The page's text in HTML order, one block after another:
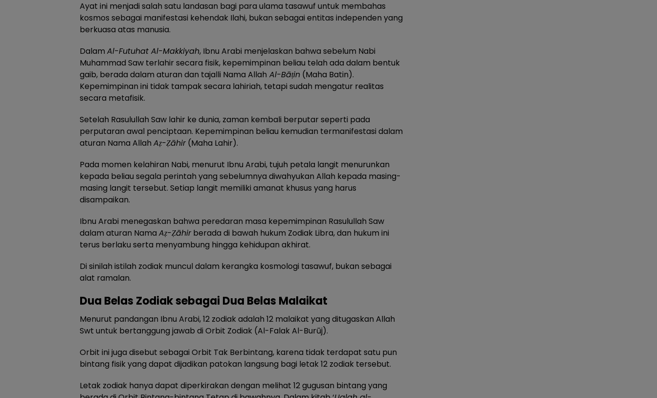
Ayat ini menjadi salah satu landasan bagi para ulama tasawuf untuk membahas
kosmos sebagai manifestasi kehendak Ilahi, bukan sebagai entitas independen yang
berkuasa atas manusia.
Dalam Al-Futuhat Al-Makkiyah, Ibnu Arabi menjelaskan bahwa sebelum Nabi
Muhammad Saw terlahir secara fisik, kepemimpinan beliau telah ada dalam bentuk
gaib, berada dalam aturan dan tajalli Nama Allah Al-Bāṭin (Maha Batin).
Kepemimpinan ini tidak tampak secara lahiriah, tetapi sudah mengatur realitas
secara metafisik.
Setelah Rasulullah Saw lahir ke dunia, zaman kembali berputar seperti pada
perputaran awal penciptaan. Kepemimpinan beliau kemudian termanifestasi dalam
aturan Nama Allah Aẓ-Ẓāhir (Maha Lahir).
Pada momen kelahiran Nabi, menurut Ibnu Arabi, tujuh petala langit menurunkan
kepada beliau segala perintah yang sebelumnya diwahyukan Allah kepada masing-
masing langit tersebut. Setiap langit memiliki amanat khusus yang harus
disampaikan.
Ibnu Arabi menegaskan bahwa peredaran masa kepemimpinan Rasulullah Saw
dalam aturan Nama Aẓ-Ẓāhir berada di bawah hukum Zodiak Libra, dan hukum ini
terus berlaku serta menyambung hingga kehidupan akhirat.
Di sinilah istilah zodiak muncul dalam kerangka kosmologi tasawuf, bukan sebagai
alat ramalan.
Dua Belas Zodiak sebagai Dua Belas Malaikat
Menurut pandangan Ibnu Arabi, 12 zodiak adalah 12 malaikat yang ditugaskan Allah
Swt untuk bertanggung jawab di Orbit Zodiak (Al-Falak Al-Burūj).
Orbit ini juga disebut sebagai Orbit Tak Berbintang, karena tidak terdapat satu pun
bintang fisik yang dapat dijadikan patokan langsung bagi letak 12 zodiak tersebut.
Letak zodiak hanya dapat diperkirakan dengan melihat 12 gugusan bintang yang